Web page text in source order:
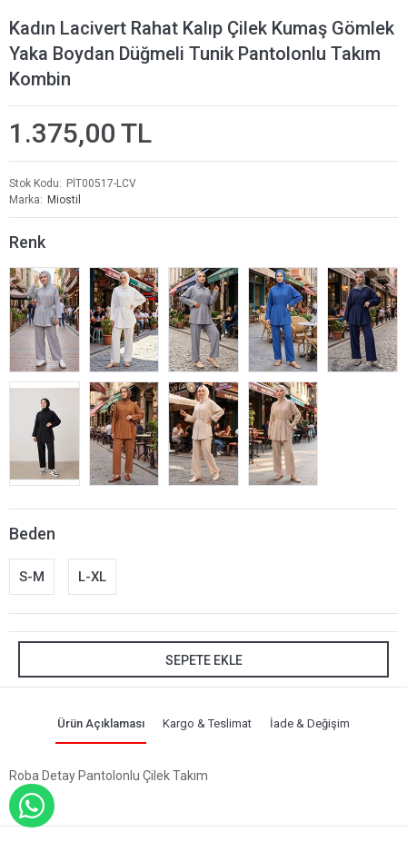
Kadın Lacivert Rahat Kalıp Çilek Kumaş Gömlek
Yaka Boydan Düğmeli Tunik Pantolonlu Takım
Kombin
1.375,00 TL
Stok Kodu
PİT00517-LCV
Marka
Miostil
Renk
Beden
S-M L-XL
SEPETE EKLE
Ürün Açıklaması Kargo & Teslimat İade & Değişim
Roba Detay Pantolonlu Çilek Takım